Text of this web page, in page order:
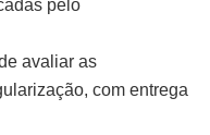
pelo
avaliar as
com entrega